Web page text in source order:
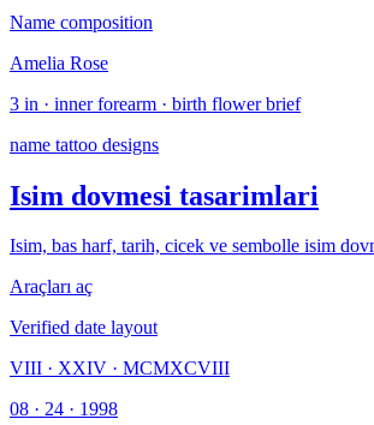
Name composition
Amelia Rose
3 in · inner forearm · birth flower brief
name tattoo designs
Isim dovmesi tasarimlari
Isim, bas harf, tarih, cicek ve sembolle isim
Araçları aç
Verified date layout
VIII · XXIV · MCMXCVIII
08 · 24 · 1998